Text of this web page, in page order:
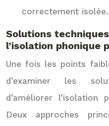
correctement isolée.
Solutions
l’isolation phonique
Une fois les points
d’examiner les
d’améliorer
Deux approches